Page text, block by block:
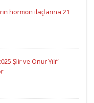
hormon ilaçlarına 21
Şiir ve Onur Yılı”